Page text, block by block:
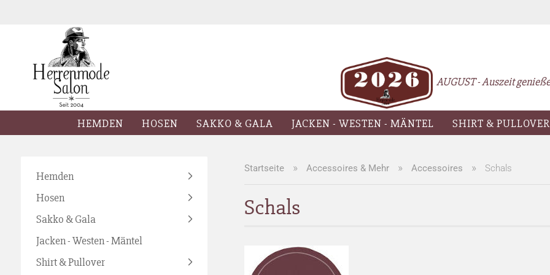
AUGUST - Auszeit
HEMDEN HOSEN SAKKO & GALA JACKEN - WESTEN - MÄNTEL SHIRT & PULLOVER
Startseite » Accessoires & Mehr » Accessoires » Schals
Schals
Hemden
Hosen
Sakko & Gala
Jacken - Westen - Mäntel
Shirt & Pullover